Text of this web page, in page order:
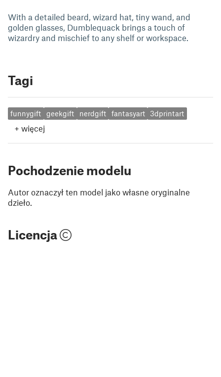
With a detailed beard, wizard hat, tiny wand, and
golden glasses, Dumblequack brings a touch of
wizardry and mischief to any shelf or workspace.
Tagi
funnygift geekgift nerdgift fantasyart 3dprintart
+ więcej
Pochodzenie modelu
Autor oznaczył ten model jako własne oryginalne
dzieło.
Licencja